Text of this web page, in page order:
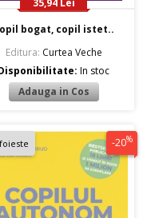
35,94 Lei
bogat, copil istet..
Editura: Curtea Veche
In stoc
-20%